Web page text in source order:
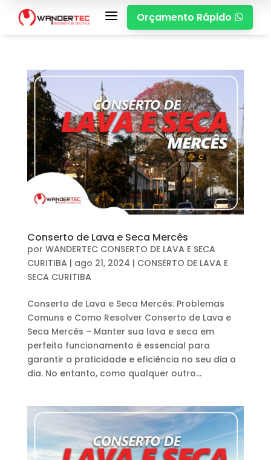
a Orçamento Rápido 
Conserto de Lava e Seca Mercês
por WANDERTEC CONSERTO DE LAVA E SECA
CURITIBA | ago 21, 2024 | CONSERTO DE LAVA E
SECA CURITIBA
Conserto de Lava e Seca Mercês: Problemas
Comuns e Como Resolver Conserto de Lava e
Seca Mercês – Manter sua lava e seca em
perfeito funcionamento é essencial para
garantir a praticidade e eficiência no seu dia a
dia. No entanto, como qualquer outro...